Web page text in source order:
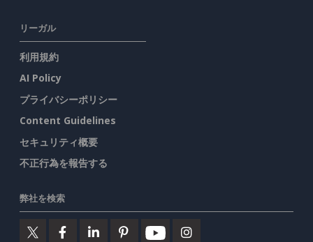
リーガル
利用規約
AI Policy
プライバシーポリシー
Content Guidelines
セキュリティ概要
不正行為を報告する
弊社を検索